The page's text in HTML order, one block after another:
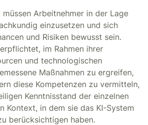
müssen Arbeitnehmer in der Lage
einzusetzen und sich
und Risiken bewusst sein.
im Rahmen ihrer
und technologischen
Maßnahmen zu ergreifen,
diese Kompetenzen zu vermitteln,
Kenntnisstand der einzelnen
Kontext, in dem sie das KI-System
berücksichtigen haben.